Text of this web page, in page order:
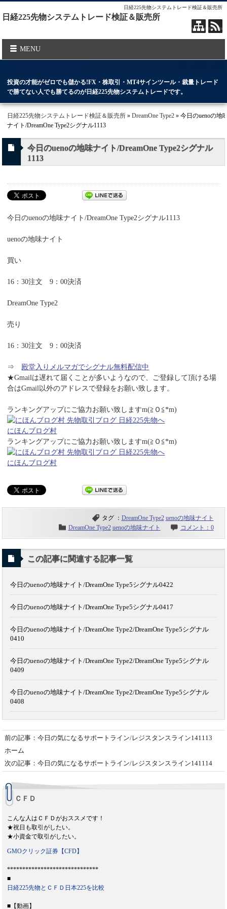
日経225先物システムトレード検証＆販売所
日経225先物システムトレード検証＆販売所
MENU
投資の才能がゼロでも儲かる!FX・株取引・MT4サインツール・裁量トレード
で勝てない人でも勝てるのが日経225先物システムトレードです。
日経225先物システムトレード検証＆販売所 »DreamOne Type2 » 今日のuenoの地
ナイト/DreamOne Type2シグナル1113
今日のuenoの地味ナイト/DreamOne Type2シグナル
1113
今日のuenoの地味ナイト/DreamOne Type2シグナル1113
uenoの地味ナイト
買い
16：30注文 9：00決済
DreamOne Type2
売り
16：30注文 9：00決済
⇒ 殿堂入りメルマガでシグナル無料配信中
★Gmailは遅れて届くことが多いようなので、ご登録して頂ける場
合はGmail以外のアドレスで登録をお願い致します。
ランキングアップにご協力お願い致しますm(≧Ｏ≦*m)
にほんブログ村
ランキングアップにご協力お願い致しますm(≧Ｏ≦*m)
にほんブログ村
タグ ： DreamOne Type2 uenoの地味ナイト
DreamOne Type2 uenoの地味ナイト コメント：0
この記事に関連する記事一覧
今日のuenoの地味ナイト/DreamOne Type5シグナル0422
今日のuenoの地味ナイト/DreamOne Type5シグナル0417
今日のuenoの地味ナイト/DreamOne Type2/DreamOne Type5シグナル
0410
今日のuenoの地味ナイト/DreamOne Type2/DreamOne Type5シグナル
0409
今日のuenoの地味ナイト/DreamOne Type2/DreamOne Type5シグナル
0408
前の記事：今日の気になるサポートライン/レジスタンスライン141113
ホーム
次の記事：今日の気になるサポートライン/レジスタンスライン141114
ＣＦＤ
こんな人はＣＦＤがおススメです！
★祝日も取引がしたい。
★小資金で取引がしたい。
GMOクリック証券【CFD】
******************************
■
日経225先物とＣＦＤ日本225を比較
■【動画】